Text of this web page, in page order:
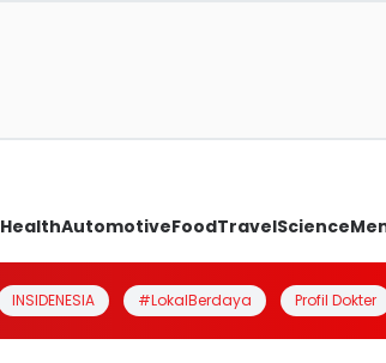
HealthAutomotiveFoodTravelScience
INSIDENESIA #LokalBerdaya Profil Dokter